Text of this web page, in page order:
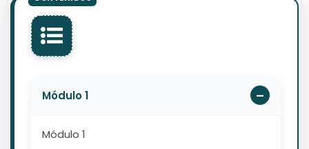
Módulo 1
Módulo 1